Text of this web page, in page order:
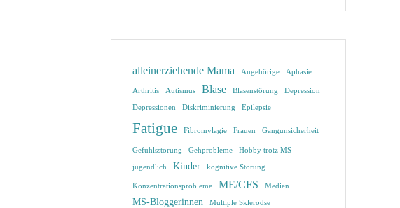
alleinerziehende Mama Angehörige Aphasie
Arthritis Autismus Blase Blasenstörung Depression
Depressionen Diskriminierung Epilepsie
Fatigue Fibromylagie Frauen Gangunsicherheit
Gefühlsstörung Gehprobleme Hobby trotz MS
jugendlich Kinder kognitive Störung
Konzentrationsprobleme ME/CFS Medien
MS-Bloggerinnen Multiple Sklerodse